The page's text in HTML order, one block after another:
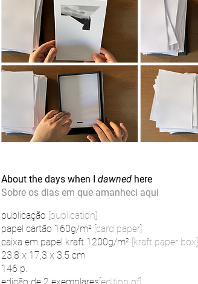
About the days when I dawned here
Sobre os dias em que amanheci aqui
publicação [publication]
papel cartão 160g/m² [card paper]
caixa em papel kraft 1200g/m² [kraft paper box]
23,8 x 17,3 x 3,5 cm
146 p.